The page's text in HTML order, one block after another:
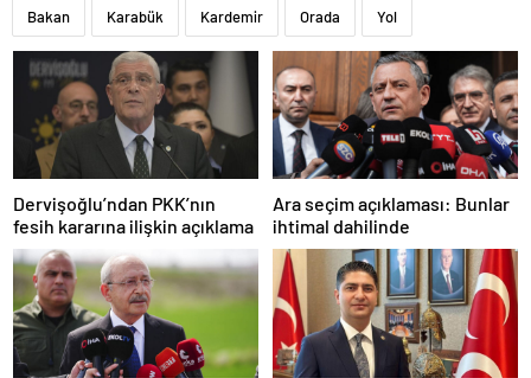
Bakan Karabük Kardemir Orada Yol
Dervişoğlu’ndan PKK’nın
fesih kararına ilişkin açıklama
Ara seçim açıklaması: Bunlar
ihtimal dahilinde